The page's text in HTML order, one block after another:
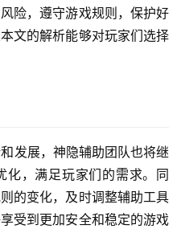
险，遵守游戏规则，保护好
文的解析能够对玩家们选择
发展，神隐辅助团队也将继
化，满足玩家们的需求。同
的变化，及时调整辅助工具
受到更加安全和稳定的游戏